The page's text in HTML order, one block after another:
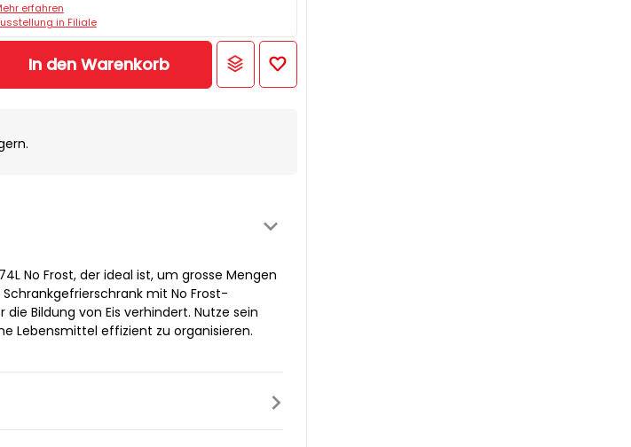
erfahren
in Filiale
In den Warenkorb
No Frost, der ideal ist, um grosse Mengen
mit No Frost-
Bildung von Eis verhindert. Nutze sein
Lebensmittel effizient zu organisieren.